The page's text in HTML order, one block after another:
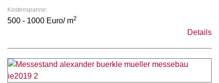
Kostenspanne:
500 - 1000 Euro/ m2
Details